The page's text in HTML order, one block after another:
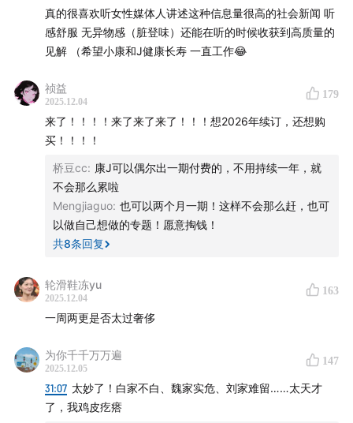
本期节目分几个部分，第一部分简单介绍缅北“四大家族”
起家和覆灭的过程，第二部分是主体部分，从历史原因、
么。第三部分会延伸到更多的东南亚国家和地区，讲一讲
有一定共通性的发展模式，以及华人在其中的位置和影
响。第四部分是漫谈环节。节目还将涉及最近有关缅甸妙
瓦底亚太新城前负责人佘智江和柬埔寨商业大亨陈志的新
东南亚的经济是政治权贵与经济权贵之间关系的产物。这
种关系由殖民时代发展而来，并在后殖民时代继续存在，
的服务行业赋予经济精英垄断性的特许经营权，使得后者
能够攫取巨额财富，但又没有要求他们开发技术能力，创
发展所必不可少的。
在殖民时代，这些特许经营权大部分给了殖民地的精英，
后殖民时代新的本土政治领导人的权宜之计就是培养依赖
真的很喜欢听女性媒体人讲述这种信息量很高的社会新闻 听
感舒服 无异物感（脏登味）还能在听的时候收获到高质量的
见解 （希望小康和J健康长寿 一直工作😂
祯益
2025.12.04
179
来了！！！！来了来了来了！！！想2026年续订，还想购
买！！！！
桥豆cc: 康J可以偶尔出一期付费的，不用持续一年，就
不会那么累啦
Mengjiaguo: 也可以两个月一期！这样不会那么赶，也可
以做自己想做的专题！愿意掏钱！
共8条回复
轮滑鞋冻yu
2025.12.04
163
一周两更是否太过奢侈
为你千千万万遍
2025.12.05
147
31:07 太妙了！白家不白、魏家实危、刘家难留……太天才
了，我鸡皮疙瘩